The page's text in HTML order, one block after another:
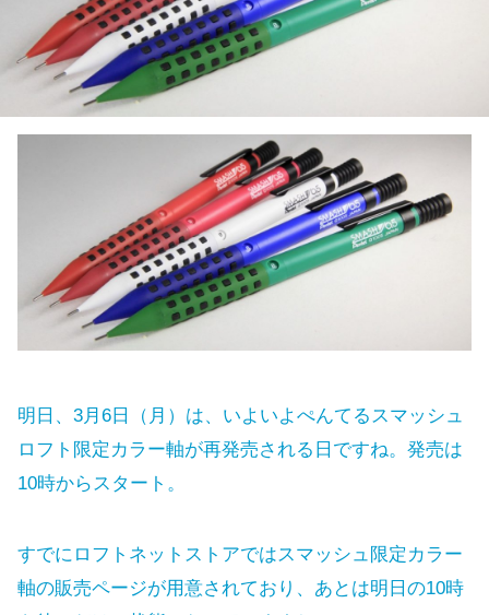
明日、3月6日（月）は、いよいよぺんてるスマッシュ
ロフト限定カラー軸が再発売される日ですね。発売は
10時からスタート。
すでにロフトネットストアではスマッシュ限定カラー
軸の販売ページが用意されており、あとは明日の10時